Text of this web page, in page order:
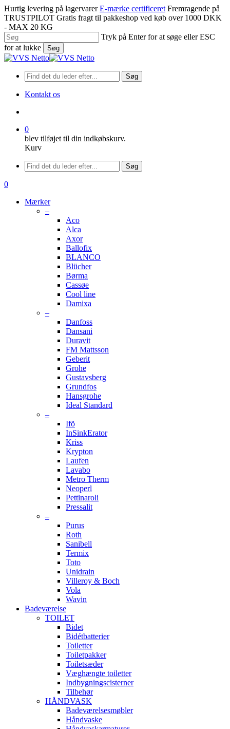
Spring
til
hovedindhold
Hurtig levering på lagervarer E-mærke certificeret Fremragende på
TRUSTPILOT Gratis fragt til pakkeshop ved køb over 1000 DKK
- MAX 20 KG
Tryk på Enter for at søge eller ESC
for at lukke
Søg
Luk
Søg
Kontakt os
0
blev tilføjet til din indkøbskurv.
Kurv
Menu
Søg
søge
0
Mærker
–
Aco
Alca
Axor
Ballofix
BLANCO
Blücher
Børma
Cassøe
Cool line
Damixa
–
Danfoss
Dansani
Duravit
FM Mattsson
Geberit
Grohe
Gustavsberg
Grundfos
Hansgrohe
Ideal Standard
–
Ifö
InSinkErator
Kriss
Krypton
Laufen
Lavabo
Metro Therm
Neoperl
Pettinaroli
Pressalit
–
Purus
Roth
Sanibell
Termix
Toto
Unidrain
Villeroy & Boch
Vola
Wavin
Badeværelse
TOILET
Bidet
Bidétbatterier
Toiletter
Toiletpakker
Toiletsæder
Væghængte toiletter
Indbygningscisterner
Tilbehør
HÅNDVASK
Badeværelsesmøbler
Håndvaske